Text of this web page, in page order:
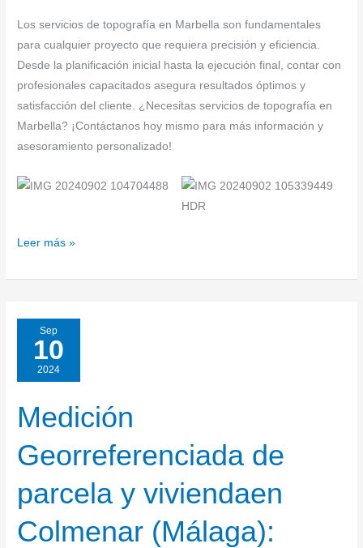
Los servicios de topografía en Marbella son fundamentales
para cualquier proyecto que requiera precisión y eficiencia.
Desde la planificación inicial hasta la ejecución final, contar con
profesionales capacitados asegura resultados óptimos y
satisfacción del cliente. ¿Necesitas servicios de topografía en
Marbella? ¡Contáctanos hoy mismo para más información y
asesoramiento personalizado!
Leer más »
Sep
10
2024
Medición
Georreferenciada de
parcela y viviendaen
Colmenar (Málaga):
Medición
Georreferenciada
de
parcela
y
viviendaen
Colmenar